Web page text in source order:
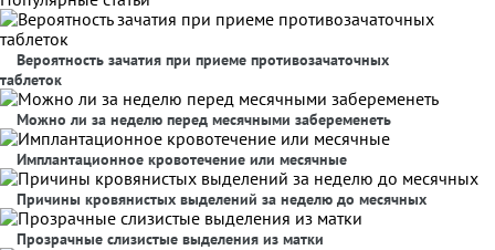
Вероятность зачатия при приеме противозачаточных
таблеток
Можно ли за неделю перед месячными забеременеть
Имплантационное кровотечение или месячные
Причины кровянистых выделений за неделю до месячных
Прозрачные слизистые выделения из матки